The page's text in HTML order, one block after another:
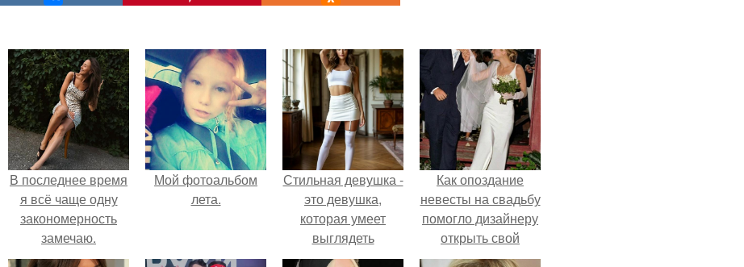
В последнее время
я всё чаще одну
закономерность
замечаю.
Мой фотоальбом
лета.
Стильная девушка -
это девушка,
которая умеет
выглядеть
привлекательно и
Как опоздание
невесты на свадьбу
помогло дизайнеру
открыть свой
бренд.